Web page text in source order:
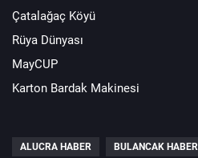
Çatalağaç Köyü
Rüya Dünyası
MayCUP
Karton Bardak Makinesi
ALUCRA HABER BULANCAK HABER